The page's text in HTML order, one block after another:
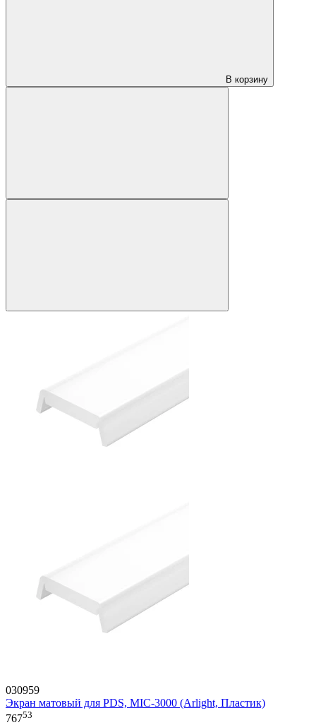
В корзину
030959
Экран матовый для PDS, MIC-3000 (Arlight, Пластик)
76753